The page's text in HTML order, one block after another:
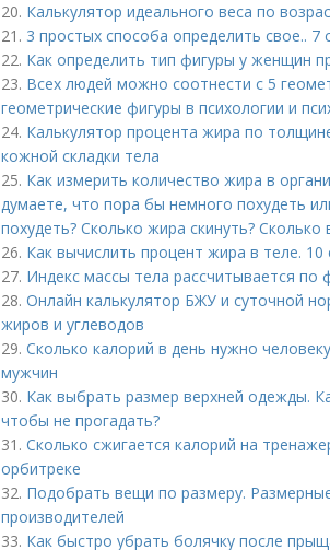
20. Калькулятор идеального веса по
21. 3 простых способа определить свое..
22. Как определить тип фигуры у женщин
23. Всех людей можно соотнести с 5
геометрические фигуры в психологии и
24. Калькулятор процента жира по
кожной складки тела
25. Как измерить количество жира в
думаете, что пора бы немного похудеть
похудеть? Сколько жира скинуть?
26. Как вычислить процент жира в теле.
27. Индекс массы тела рассчитывается
28. Онлайн калькулятор БЖУ и суточной
жиров и углеводов
29. Сколько калорий в день нужно
мужчин
30. Как выбрать размер верхней одежды.
чтобы не прогадать?
31. Сколько сжигается калорий на
орбитреке
32. Подобрать вещи по размеру.
производителей
33. Как быстро убрать болячку после